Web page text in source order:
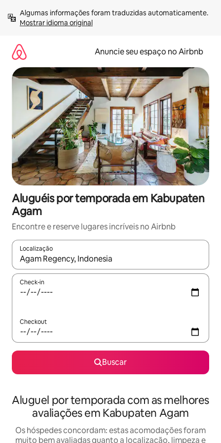
para
Mostrar idioma original
Anuncie seu espaço no Airbnb
Aluguéis por temporada em Kabupaten
Agam
Encontre e reserve lugares incríveis no Airbnb
Localização
Quando os resultados estiverem disponíveis, explore-os
Check-in
Checkout
Buscar
Aluguel por temporada com as melhores
avaliações em Kabupaten Agam
Os hóspedes concordam: estas acomodações foram
muito bem avaliadas quanto a localização, limpeza e